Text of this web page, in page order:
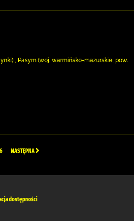
, Pasym (woj. warmińsko-mazurskie, pow.
6 NASTĘPNA
dostępności